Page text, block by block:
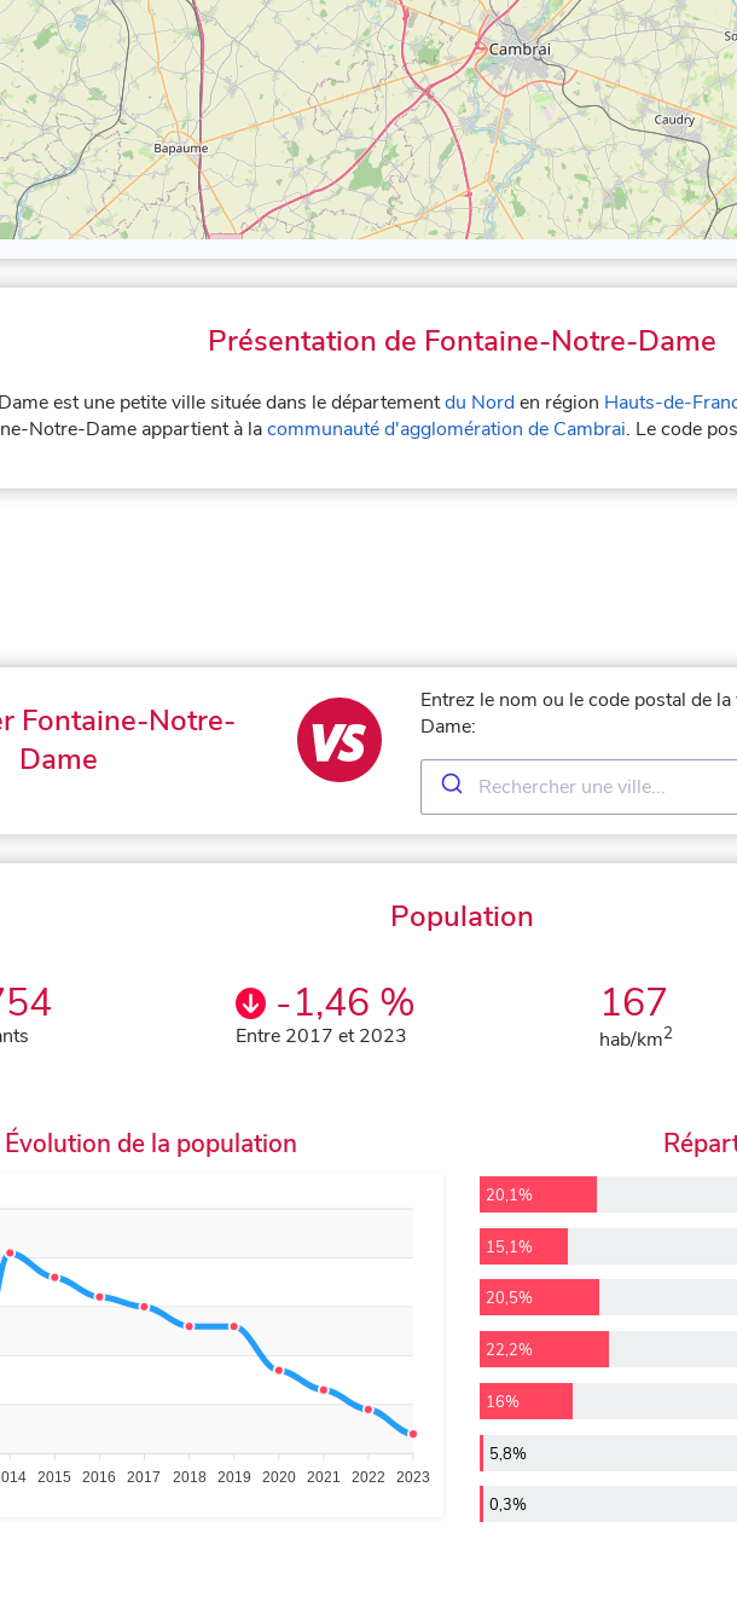
Présentation de Fontaine-Notre-Dame
est une petite ville située dans le départementdu Norden région Hauts-de-
Notre-Dame appartient à lacommunauté d'agglomération de Cambrai. Le code
Fontaine-Notre-
Dame
Entrez le nom ou le code postal de
Dame:
Population
-1,46 %
Entre 2017 et 2023
167
hab/km2
Évolution de la population
2015 2016 2017 2018 2019 2020 2021 2022 2023
20,1%
15,1%
20,5%
22,2%
16%
5,8%
0,3%